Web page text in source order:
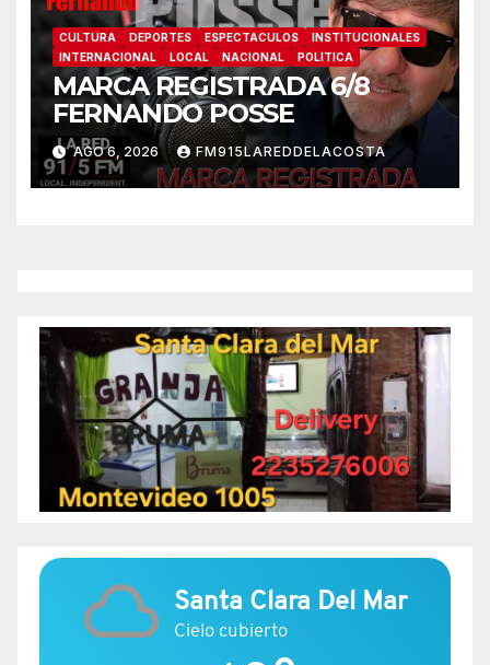
CULTURA DEPORTES ESPECTACULOS
INSTITUCIONALES
INTERNACIONAL
LOCAL NACIONAL POLITICA
MARCA REGISTRADA 6/8
FERNANDO POSSE
AGO 6, 2026 FM915LAREDDELACOSTA
Santa Clara Del Mar
Cielo cubierto